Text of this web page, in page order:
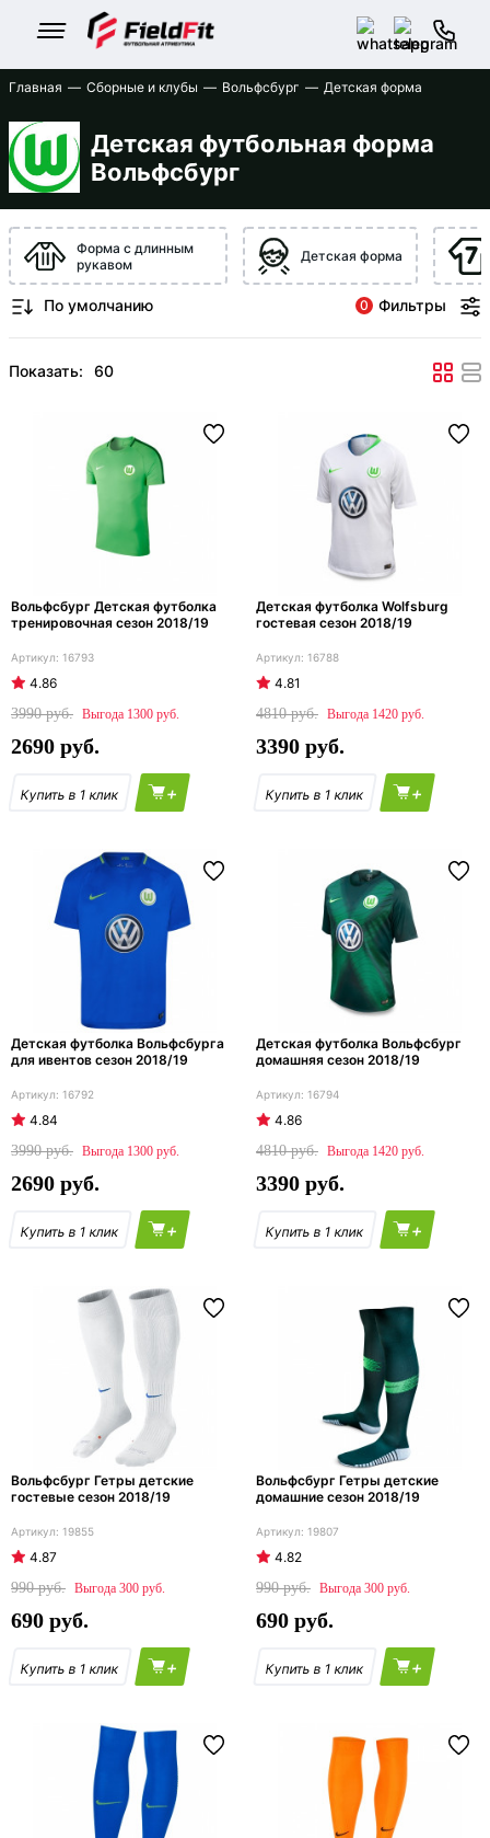
Главная Сборные и клубы Вольфсбург Детская форма
Детская футбольная форма
Вольфсбург
Форма с длинным
рукавом
Детская форма
0 Фильтры
Показать:
Вольфсбург Детская футболка
тренировочная сезон 2018/19
16793
4.86
3990
1300
2690
+
Детская футболка Wolfsburg
гостевая сезон 2018/19
16788
4.81
4810
1420
3390
+
Детская футболка Вольфсбурга
для ивентов сезон 2018/19
16792
4.84
3990
1300
2690
+
Детская футболка Вольфсбург
домашняя сезон 2018/19
16794
4.86
4810
1420
3390
+
Вольфсбург Гетры детские
гостевые сезон 2018/19
19855
4.87
990
300
690
+
Вольфсбург Гетры детские
домашние сезон 2018/19
19807
4.82
990
300
690
+